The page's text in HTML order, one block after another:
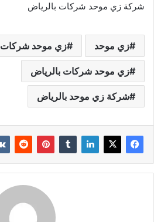
شركة زي موحد شركات بالرياض
زي موحد زي موحد شركات
زي موحد شركات بالرياض
شركة زي موحد بالرياض